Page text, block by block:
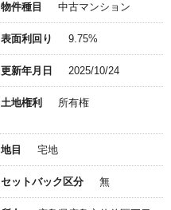
物件種目 中古マンション
表面利回り 9.75%
更新年月日 2025/10/24
土地権利 所有権
地目 宅地
セットバック区分 無